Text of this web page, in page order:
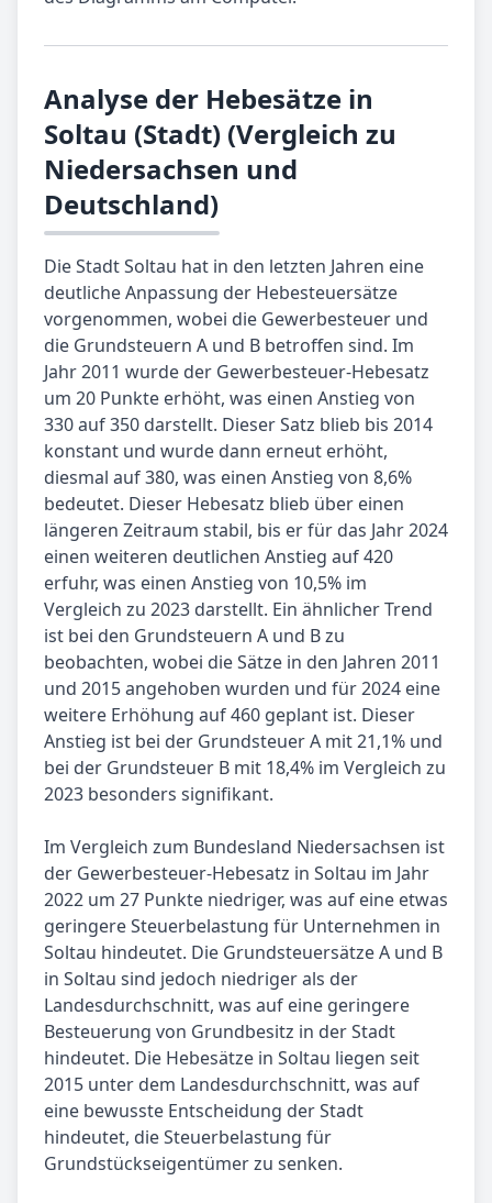
Analyse der Hebesätze in
Soltau (Stadt) (Vergleich zu
Niedersachsen und
Deutschland)
Die Stadt Soltau hat in den letzten Jahren eine
deutliche Anpassung der Hebesteuersätze
vorgenommen, wobei die Gewerbesteuer und
die Grundsteuern A und B betroffen sind. Im
Jahr 2011 wurde der Gewerbesteuer-Hebesatz
um 20 Punkte erhöht, was einen Anstieg von
330 auf 350 darstellt. Dieser Satz blieb bis 2014
konstant und wurde dann erneut erhöht,
diesmal auf 380, was einen Anstieg von 8,6%
bedeutet. Dieser Hebesatz blieb über einen
längeren Zeitraum stabil, bis er für das Jahr 2024
einen weiteren deutlichen Anstieg auf 420
erfuhr, was einen Anstieg von 10,5% im
Vergleich zu 2023 darstellt. Ein ähnlicher Trend
ist bei den Grundsteuern A und B zu
beobachten, wobei die Sätze in den Jahren 2011
und 2015 angehoben wurden und für 2024 eine
weitere Erhöhung auf 460 geplant ist. Dieser
Anstieg ist bei der Grundsteuer A mit 21,1% und
bei der Grundsteuer B mit 18,4% im Vergleich zu
2023 besonders signifikant.
Im Vergleich zum Bundesland Niedersachsen ist
der Gewerbesteuer-Hebesatz in Soltau im Jahr
2022 um 27 Punkte niedriger, was auf eine etwas
geringere Steuerbelastung für Unternehmen in
Soltau hindeutet. Die Grundsteuersätze A und B
in Soltau sind jedoch niedriger als der
Landesdurchschnitt, was auf eine geringere
Besteuerung von Grundbesitz in der Stadt
hindeutet. Die Hebesätze in Soltau liegen seit
2015 unter dem Landesdurchschnitt, was auf
eine bewusste Entscheidung der Stadt
hindeutet, die Steuerbelastung für
Grundstückseigentümer zu senken.